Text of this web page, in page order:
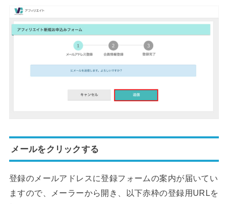
メールをクリックする
登録のメールアドレスに登録フォームの案内が届いてい
ますので、メーラーから開き、以下赤枠の登録用URLを